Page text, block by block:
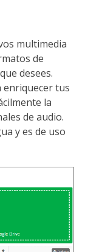
multimedia
de
desees.
enriquecer tus
la
de audio.
y es de uso